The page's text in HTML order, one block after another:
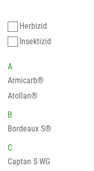
Herbizid
Insektizid
A
Armicarb®
Atollan®
B
Bordeaux S®
C
Captan S WG